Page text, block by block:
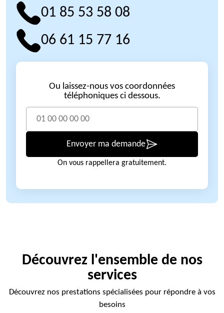
01 85 53 58 08
06 61 15 77 16
Ou laissez-nous vos coordonnées
téléphoniques ci dessous.
Envoyer ma demande
On vous rappellera gratuitement.
Découvrez l'ensemble de nos
services
Découvrez nos prestations spécialisées pour répondre à vos
besoins